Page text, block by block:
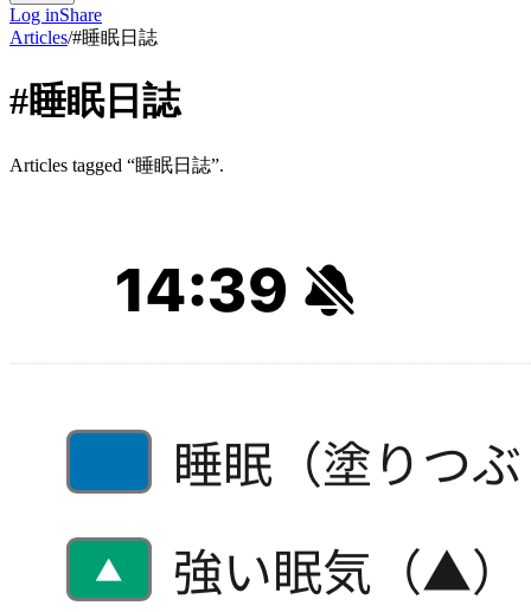
Log inShare
Articles/#睡眠日誌
#睡眠日誌
Articles tagged “睡眠日誌”.